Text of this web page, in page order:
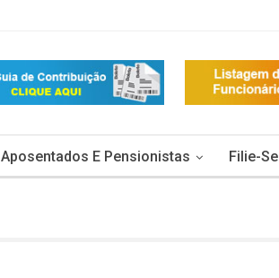
Aposentados E Pensionistas Filie-Se